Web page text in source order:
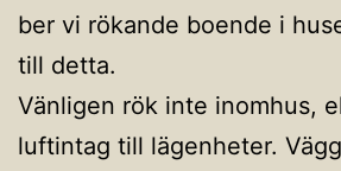
ber vi rökande boende i
till detta.
Vänligen rök inte inomhus,
luftintag till lägenheter.